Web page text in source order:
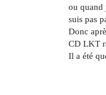
ou quand
suis pas
Donc
CD LKT
Il a été